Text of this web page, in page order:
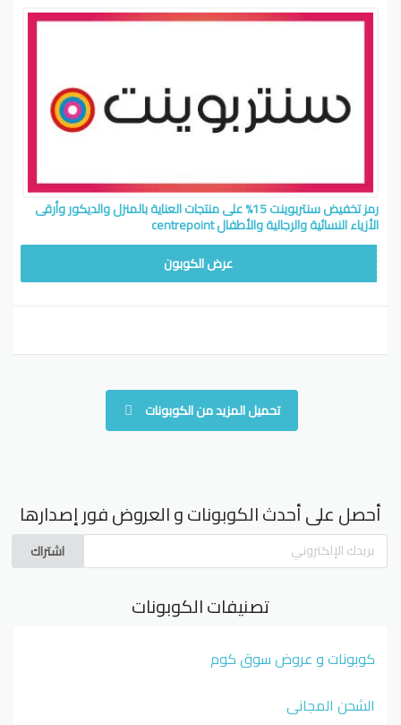
رمز تخفيض سنتربوينت 15% على منتجات العناية بالمنزل والديكور وأرقى
الأزياء النسائية والرجالية والأطفال centrepoint
عرض الكوبون
تحميل المزيد من الكوبونات
أحصل على أحدث الكوبونات و العروض فور إصدارها
اشتراك
تصنيفات الكوبونات
كوبونات و عروض سوق كوم
الشحن المجاني